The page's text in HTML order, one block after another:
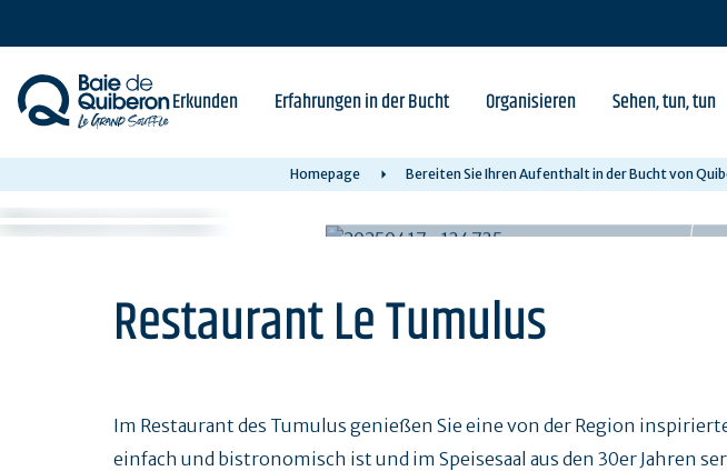
content
Erkunden Erfahrungen in der Bucht Organisieren Sehen, tun, tun
Homepage Bereiten Sie Ihren Aufenthalt in der Bucht von
Restaurant Le Tumulus
Im Restaurant des Tumulus genießen Sie eine von der Region
einfach und bistronomisch ist und im Speisesaal aus den 30er Jahren